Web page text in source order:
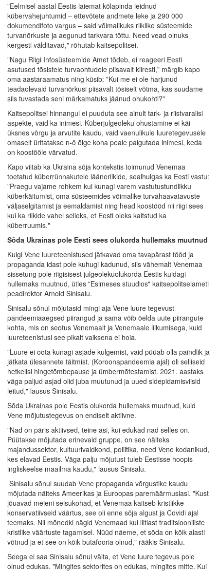
"Eelmisel aastal Eestis laiemat kõlapinda leidnud
kübervahejuhtumid – ettevõtete andmete leke ja 290 000
dokumendifoto vargus – said võimalikuks riiklike süsteemide
turvanõrkuste ja aegunud tarkvara tõttu. Need vead olnuks
kergesti välditavad," rõhutab kaitsepolitsei.
"Nagu Riigi Infosüsteemide Amet tõdeb, ei reageeri Eesti
asutused tõsistele turvaohtudele piisavalt kiiresti," märgib kapo
oma aastaraamatus ning küsib: "Kui me ei ole harjunud
teadaolevaid turvanõrkusi piisavalt tõsiselt võtma, kas suudame
siis tuvastada seni märkamatuks jäänud ohukohti?"
Kaitsepolitsei hinnangul ei puuduta see ainult tark- ja riistvaralisi
aspekte, vaid ka inimesi. Küberjulgeoleku ohustamine ei käi
üksnes võrgu ja arvutite kaudu, vaid vaenulikule luuretegevusele
omaselt üritatakse n-ö õige koha peale paigutada inimesi, keda
on koostööle värvatud.
Kapo viitab ka Ukraina sõja kontekstis toimunud Venemaa
toetatud küberrünnakutele lääneriikide, sealhulgas ka Eesti vastu:
"Praegu vajame rohkem kui kunagi varem vastutustundlikku
küberkäitumist, oma süsteemides võimalike turvahaavatavuste
väljaselgitamist ja eemaldamist ning head koostööd nii riigi sees
kui ka riikide vahel selleks, et Eesti oleks kaitstud ka
küberruumis."
Sõda Ukrainas pole Eesti sees olukorda hullemaks muutnud
Kuigi Vene luureteenistused jätkavad oma tavapärast tööd ja
propaganda idast pole kuhugi kadunud, siis vähemalt Venemaa
sissetung pole riigisisest julgeolekuolukorda Eestis kuidagi
hullemaks muutnud, ütles "Esimeses stuudios" kaitsepolitseiameti
peadirektor Arnold Sinisalu.
Sinisalu sõnul mõjutasid mingi aja Vene luure tegevust
pandeemiaaegsed piirangud ja sama võib öelda uute piirangute
kohta, mis on seotus Venemaalt ja Venemaale liikumisega, kuid
luureteenistusi see pikalt vaiksena ei hoia.
"Luure ei oota kunagi asjade kulgemist, vaid püüab olla paindlik ja
jätkata ülesannete täitmist. (Koroonapandeemia ajal) oli selliseid
hetkelisi hingetõmbepause ja ümbermõtestamist. 2021. aastaks
väga paljud asjad olid juba muutunud ja uued sidepidamisviisid
leitud," lausus Sinisalu.
Sõda Ukrainas pole Eestis olukorda hullemaks muutnud, kuid
Vene mõjutustegevus on endiselt aktiivne.
"Nad on päris aktiivsed, teine asi, kui edukad nad selles on.
Püütakse mõjutada erinevaid gruppe, on see näiteks
majandussektor, kultuurivaldkond, poliitika, need Vene kodanikud,
kes elavad Eestis. Väga palju mõjutust tuleb Eestisse hoopis
ingliskeelse maailma kaudu," lausus Sinisalu.
Sinisalu sõnul suudab Vene propaganda võrgustike kaudu
mõjutada näiteks Ameerikas ja Euroopas paremäärmuslasi. "Kust
jõuavad meieni seisukohad, et Venemaa kaitseb kristlikke
konservatiivseid väärtus, see oli enne sõja algust ja Covidi ajal
teemaks. Nii mõnedki nägid Venemaad kui liitlast traditsiooniliste
kristlike väärtuste tagamisel. Nüüd näeme, et sõda on kõik alasti
võtnud ja et see on kõik butafooria olnud," rääkis Sinisalu.
Seega ei saa Sinisalu sõnul väita, et Vene luure tegevus pole
olnud edukas. "Mingites sektorites on edukas, mingites mitte. Kui